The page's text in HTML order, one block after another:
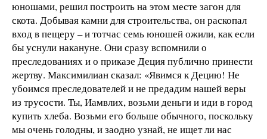
юношами, решил построить на этом месте загон для
скота. Добывая камни для строительства, он раскопал
вход в пещеру – и тотчас семь юношей ожили, как если
бы уснули накануне. Они сразу вспомнили о
преследованиях и о приказе Деция публично принести
жертву. Максимилиан сказал: «Явимся к Децию! Не
убоимся преследователей и не предадим нашей веры
из трусости. Ты, Иамвлих, возьми деньги и иди в город
купить хлеба. Возьми его больше обычного, поскольку
мы очень голодны, и заодно узнай, не ищет ли нас